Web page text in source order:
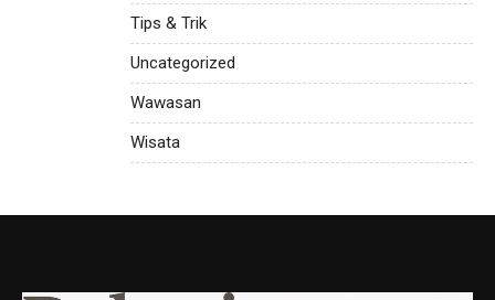
Tips & Trik
Uncategorized
Wawasan
Wisata